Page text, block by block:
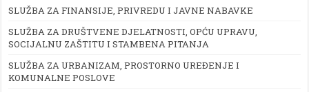
SLUŽBA ZA FINANSIJE, PRIVREDU I JAVNE NABAVKE
SLUŽBA ZA DRUŠTVENE DJELATNOSTI, OPĆU UPRAVU,
SOCIJALNU ZAŠTITU I STAMBENA PITANJA
SLUŽBA ZA URBANIZAM, PROSTORNO UREĐENJE I
KOMUNALNE POSLOVE